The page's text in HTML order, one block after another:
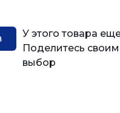
У этого товара
Поделитесь
выбор